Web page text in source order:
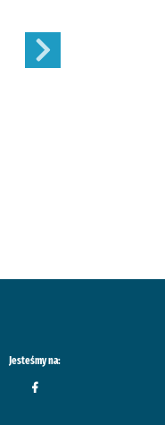
Jesteśmy na: